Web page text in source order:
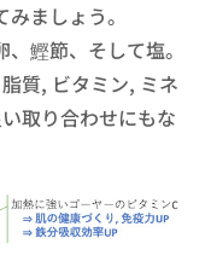
ましょう。
鰹節、そして塩。
質, ビタミン, ミネ
取り合わせにもな